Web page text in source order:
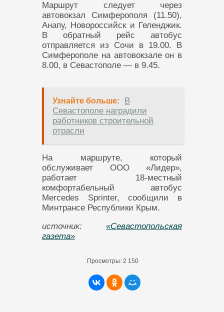
Маршрут следует через
автовокзал Симферополя (11.50),
Анапу, Новороссийск и Геленджик.
В обратный рейс автобус
отправляется из Сочи в 19.00. В
Симферополе на автовокзале он в
8.00, в Севастополе — в 9.45.
Узнайте больше:
В
Севастополе наградили
работников строительной
отрасли
На маршруте, который
обслуживает ООО «Лидер»,
работает 18-местный
комфортабельный автобус
Mercedes Sprinter, сообщили в
Минтрансе Республики Крым.
источник: «Севастопольская
газета»
Просмотры: 2 150